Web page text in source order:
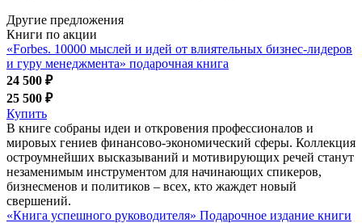
Другие предложения
Книги по акции
«Forbes. 10000 мыслей и идей от влиятельных бизнес-лидеров
и гуру менеджмента» подарочная книга
24 500 ₽
25 500 ₽
Купить
В книге собраны идеи и откровения профессионалов и
мировых гениев финансово-экономический сферы. Коллекция
остроумнейших высказываний и мотивирующих речей станут
незаменимым инструментом для начинающих спикеров,
бизнесменов и политиков – всех, кто жаждет новый
свершений.
«Книга успешного руководителя» Подарочное издание книги